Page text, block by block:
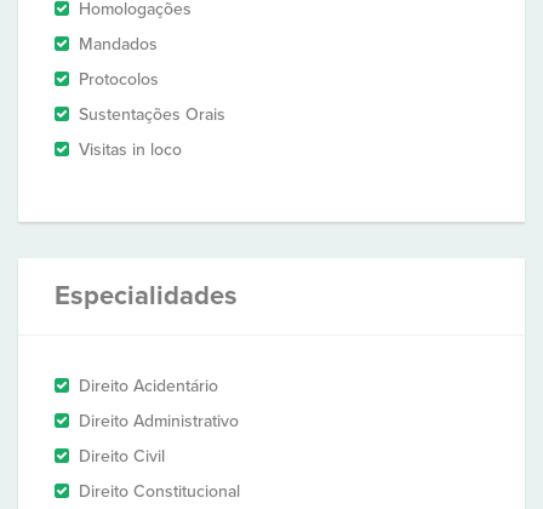
Homologações
Mandados
Protocolos
Sustentações Orais
Visitas in loco
Especialidades
Direito Acidentário
Direito Administrativo
Direito Civil
Direito Constitucional